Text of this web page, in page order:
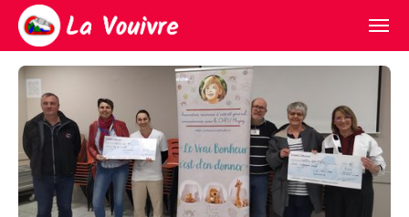
Accueil
Kayak
Escalade
Multi activités